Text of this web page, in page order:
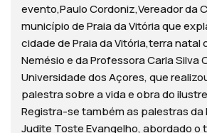
evento,Paulo Cordoniz,Vereador da
município de Praia da Vitória que
cidade de Praia da Vitória,terra natal
Nemésio e da Professora Carla Silva
Universidade dos Açores, que
palestra sobre a vida e obra do
Registra-se também as palestras da
Judite Toste Evangelho, abordado o